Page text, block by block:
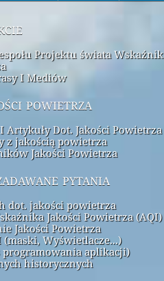
Projektu świata Wskaźnik
I Mediów
powietrza
Artykuły Dot. Jakości Powietrza
z jakością powietrza
Jakości Powietrza
pytania
dot. jakości powietrza
Jakości Powietrza (AQI)
Jakości Powietrza
Wyświetlacze...)
aplikacji)
historycznych